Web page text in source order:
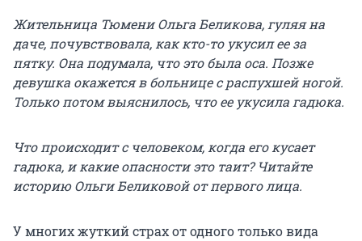
Жительница Тюмени Ольга Беликова, гуляя на
даче, почувствовала, как кто-то укусил ее за
пятку. Она подумала, что это была оса. Позже
девушка окажется в больнице с распухшей ногой.
Только потом выяснилось, что ее укусила гадюка.
Что происходит с человеком, когда его кусает
гадюка, и какие опасности это таит? Читайте
историю Ольги Беликовой от первого лица.
У многих жуткий страх от одного только вида